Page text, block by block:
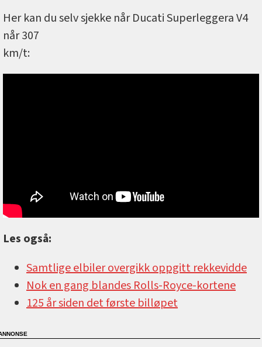
Her kan du selv sjekke når Ducati Superleggera V4
når 307
km/t:
Les også:
Samtlige elbiler overgikk oppgitt rekkevidde
Nok en gang blandes Rolls-Royce-kortene
125 år siden det første billøpet